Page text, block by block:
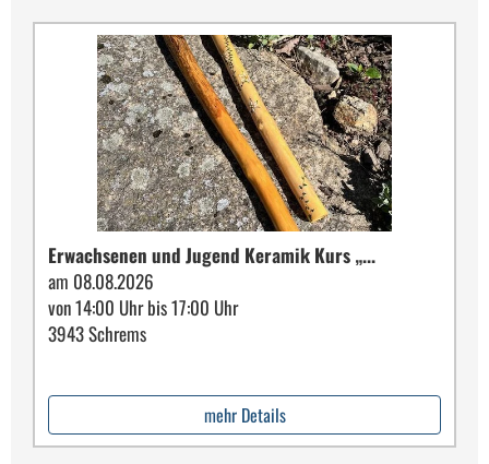
Erwachsenen und Jugend Keramik Kurs „...
am 08.08.2026
von 14:00 Uhr bis 17:00 Uhr
3943 Schrems
mehr Details